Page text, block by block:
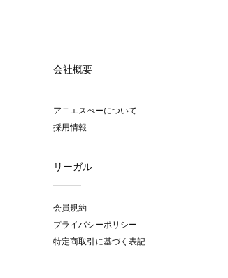
会社概要
アニエスべーについて
採用情報
リーガル
会員規約
プライバシーポリシー
特定商取引に基づく表記